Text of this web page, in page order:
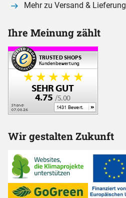
Mehr zu Versand & Lieferung
Ihre Meinung zählt
Wir gestalten Zukunft